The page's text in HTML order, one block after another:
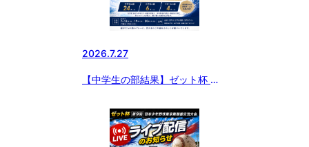
2026.7.27
【中学生の部結果】ゼット杯 第9